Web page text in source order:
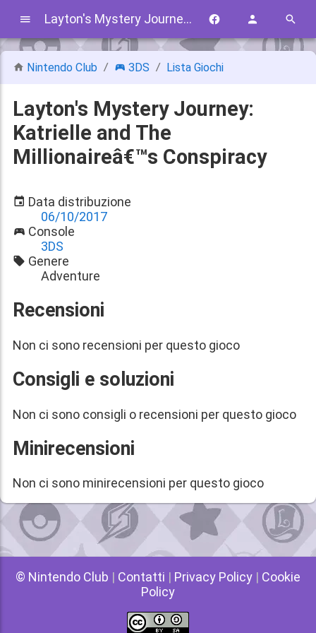
Layton's Mystery Journey: Katrielle and The Millionaireâ€™s Conspiracy
Nintendo Club 3DS Lista Giochi
Layton's Mystery Journey:
Katrielle and The
Millionaireâ€™s Conspiracy
Data distribuzione
06/10/2017
Console
3DS
Genere
Adventure
Recensioni
Non ci sono recensioni per questo gioco
Consigli e soluzioni
Non ci sono consigli o recensioni per questo gioco
Minirecensioni
Non ci sono minirecensioni per questo gioco
© Nintendo Club | Contatti | Privacy Policy | Cookie
Policy